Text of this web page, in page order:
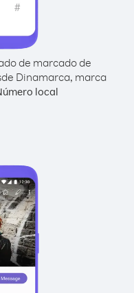
de marcado de
Dinamarca, marca
local